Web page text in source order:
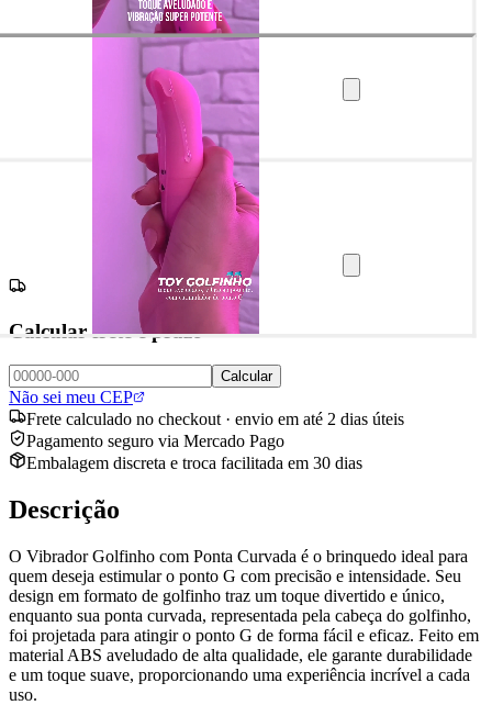
Calcular frete e prazo
Calcular
Não sei meu CEP
Frete calculado no checkout · envio em até 2 dias úteis
Pagamento seguro via Mercado Pago
Embalagem discreta e troca facilitada em 30 dias
Descrição
O Vibrador Golfinho com Ponta Curvada é o brinquedo ideal para
quem deseja estimular o ponto G com precisão e intensidade. Seu
design em formato de golfinho traz um toque divertido e único,
enquanto sua ponta curvada, representada pela cabeça do golfinho,
foi projetada para atingir o ponto G de forma fácil e eficaz. Feito em
material ABS aveludado de alta qualidade, ele garante durabilidade
e um toque suave, proporcionando uma experiência incrível a cada
uso.